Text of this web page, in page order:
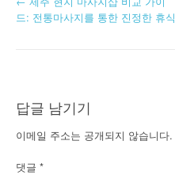
글
이
션
드: 전통마사지를 통한 진정한 휴식
답글 남기기
이메일 주소는 공개되지 않습니다.
댓글 *